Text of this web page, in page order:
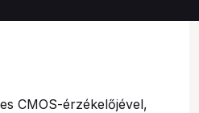
CMOS-érzékelőjével,